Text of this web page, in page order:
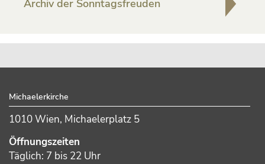
Archiv der Sonntagsfreuden
Michaelerkirche
1010 Wien, Michaelerplatz 5
Öffnungszeiten
Täglich: 7 bis 22 Uhr